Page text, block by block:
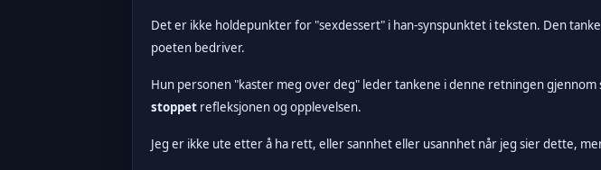
Det er ikke holdepunkter for "sexdessert" i han-synspunktet i teksten. Den
poeten bedriver.
Hun personen "kaster meg over deg" leder tankene i denne retningen
stoppet refleksjonen og opplevelsen.
Jeg er ikke ute etter å ha rett, eller sannhet eller usannhet når jeg sier dette,